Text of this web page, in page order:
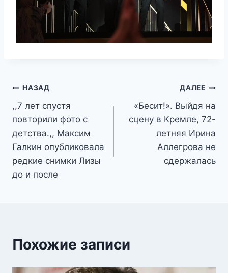
Навигация
по
записям
НАЗАД
,,7 лет спустя
повторили фото с
детства.,, Максим
Галкин опубликовала
редкие снимки Лизы
до и после
ДАЛЕЕ
«Бесит!». Выйдя на
сцену в Кремле, 72-
летняя Ирина
Аллегрова не
сдержалась
Похожие записи